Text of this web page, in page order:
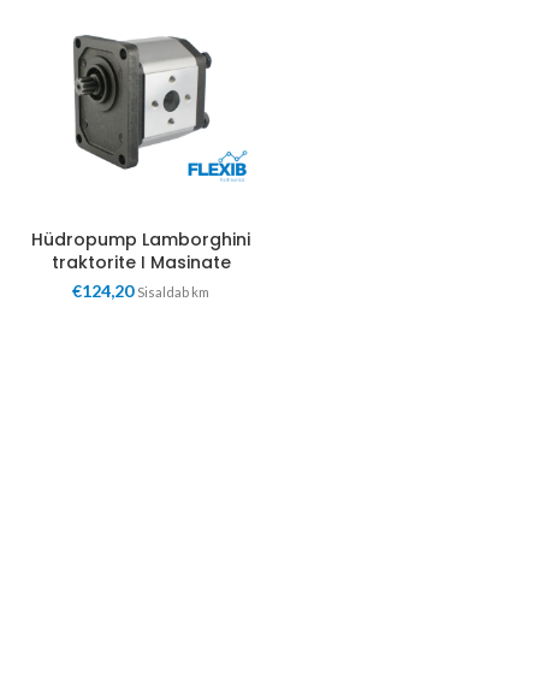
Hüdropump Lamborghini
traktorite I Masinate
€124,20 Sisaldab km